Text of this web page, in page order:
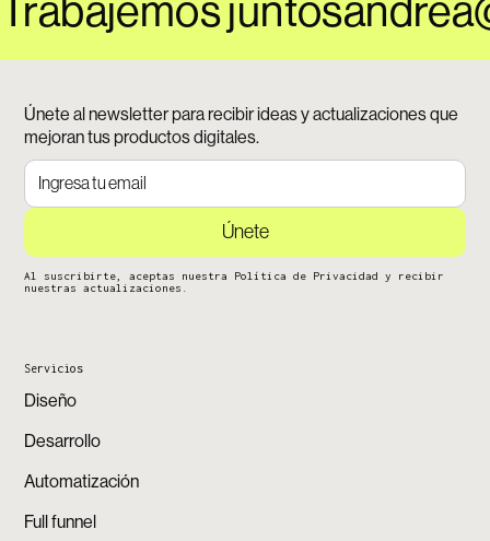
Trabajemos juntos
Únete al newsletter para recibir ideas y actualizaciones que
mejoran tus productos digitales.
Al suscribirte, aceptas nuestra Política de Privacidad y recibir
nuestras actualizaciones.
Servicios
Diseño
Desarrollo
Automatización
Full funnel